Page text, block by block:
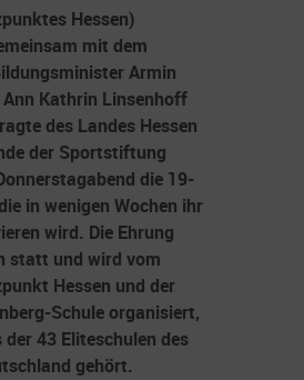
Hessen)
mit dem
Armin
Kathrin Linsenhoff
des Landes Hessen
der Sportstiftung
die 19-
in wenigen Wochen ihr
wird. Die Ehrung
statt und wird vom
Hessen und der
Schule organisiert,
der 43 Eliteschulen des
gehört.